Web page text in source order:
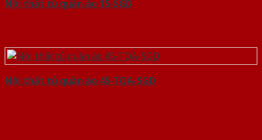
Nội thất tủ quần áo 15-SGD
Nội thất tủ quần áo 45-TQA-SGD